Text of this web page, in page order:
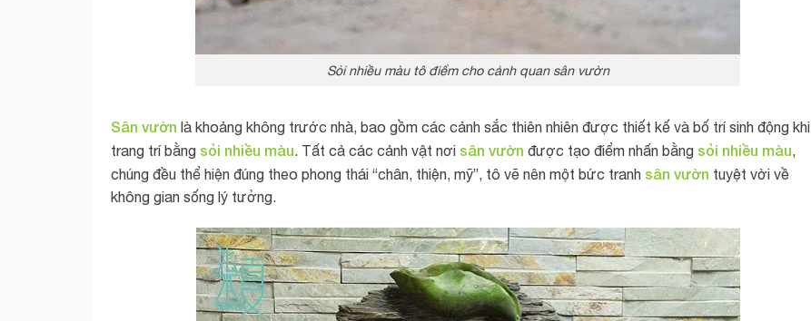
Sỏi nhiều màu tô điểm cho cảnh quan sân vườn
Sân vườn là khoảng không trước nhà, bao gồm các cảnh sắc thiên nhiên được thiết kế và bố trí sinh động khi
trang trí bằng sỏi nhiều màu. Tất cả các cảnh vật nơi sân vườn được tạo điểm nhấn bằng sỏi nhiều màu,
chúng đều thể hiện đúng theo phong thái “chân, thiện, mỹ”, tô vẽ nên một bức tranh sân vườn tuyệt vời về
không gian sống lý tưởng.